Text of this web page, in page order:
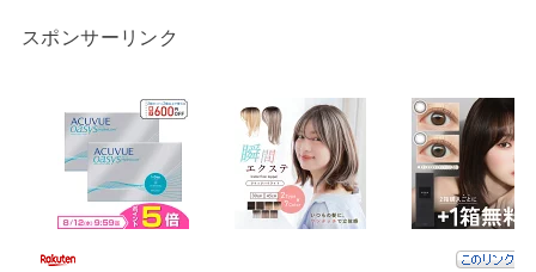
スポンサーリンク